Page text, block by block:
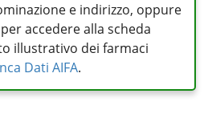
e indirizzo, oppure
accedere alla scheda
illustrativo dei farmaci
Dati AIFA.